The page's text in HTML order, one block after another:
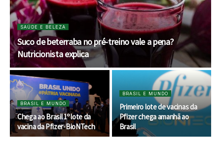
SAÚDE E BELEZA
Suco de beterraba no pré-treino vale a pena?
Nutricionista explica
BRASIL E MUNDO
Chega ao Brasil 1º lote da
vacina da Pfizer-BioNTech
BRASIL E MUNDO
Primeiro lote de vacinas da
Pfizer chega amanhã ao
Brasil